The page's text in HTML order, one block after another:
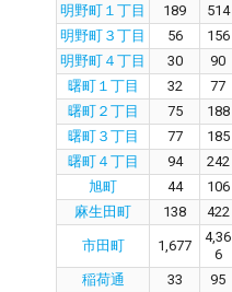
明野町１丁目
189 514
明野町３丁目
56 156
明野町４丁目
30 90
曙町１丁目
32 77
曙町２丁目
75 188
曙町３丁目
77 185
曙町４丁目
94 242
旭町
44 106
麻生田町
138 422
市田町 1,677
4,36
6
稲荷通 33 95